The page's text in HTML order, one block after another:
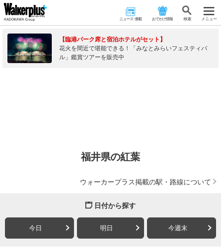
ニュース･連載 おでかけ情報 検 索 メニュー
【臨港パーク席と宿泊ホテルがセット】
花火を間近で堪能できる！「みなとみらいフェスティバ
ル」鑑賞ツアーを販売中
福井県の紅葉
ウォーカープラス掲載の駅・路線について
日付から探す
今日 明日 今週末